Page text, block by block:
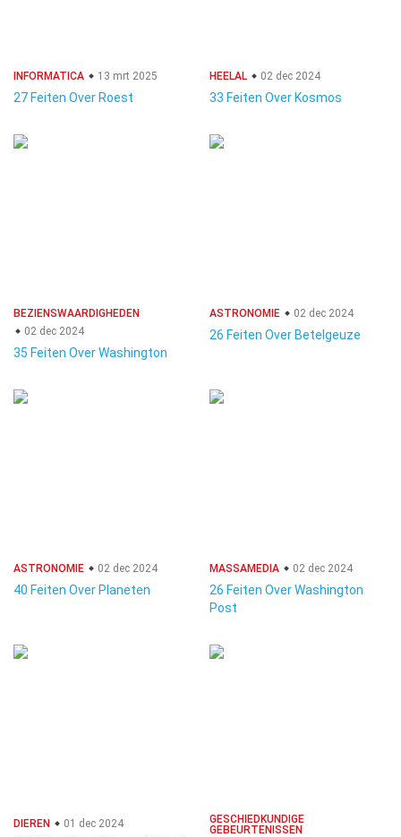
INFORMATICA 13 mrt 2025
27 Feiten Over Roest
HEELAL 02 dec 2024
33 Feiten Over Kosmos
BEZIENSWAARDIGHEDEN
02 dec 2024
35 Feiten Over Washington
ASTRONOMIE 02 dec 2024
26 Feiten Over Betelgeuze
ASTRONOMIE 02 dec 2024
40 Feiten Over Planeten
MASSAMEDIA 02 dec 2024
26 Feiten Over Washington
Post
DIEREN 01 dec 2024
GESCHIEDKUNDIGE
GEBEURTENISSEN